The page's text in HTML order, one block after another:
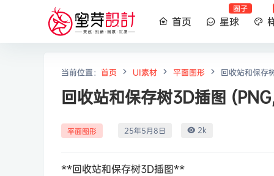
首页 星球
圈子
当前位置： 首页 UI素材 平面图形 回收站和保存
回收站和保存树3D插图
平面图形 25年5月8日 2k
**回收站和保存树3D插图**